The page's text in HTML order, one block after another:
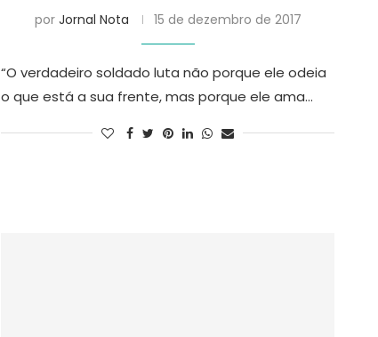
por Jornal Nota 15 de dezembro de 2017
“O verdadeiro soldado luta não porque ele odeia
o que está a sua frente, mas porque ele ama…